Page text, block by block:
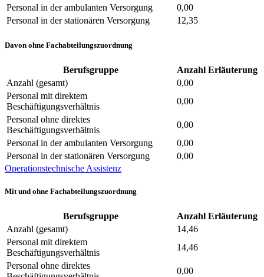
Personal in der ambulanten Versorgung
0,00
Personal in der stationären Versorgung
12,35
Davon ohne Fachabteilungszuordnung
Berufsgruppe Anzahl Erläuterung
Anzahl (gesamt)
0,00
Personal mit direktem
Beschäftigungsverhältnis
0,00
Personal ohne direktes
Beschäftigungsverhältnis
0,00
Personal in der ambulanten Versorgung
0,00
Personal in der stationären Versorgung
0,00
Operationstechnische Assistenz
Mit und ohne Fachabteilungszuordnung
Berufsgruppe Anzahl Erläuterung
Anzahl (gesamt)
14,46
Personal mit direktem
Beschäftigungsverhältnis
14,46
Personal ohne direktes
0,00